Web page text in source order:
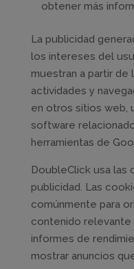
obtener más
La publicidad
los intereses del
muestran a partir de
actividades y
en otros sitios web,
software
herramientas de
DoubleClick usa las
publicidad. Las
comúnmente para
contenido relevante
informes de
mostrar anuncios